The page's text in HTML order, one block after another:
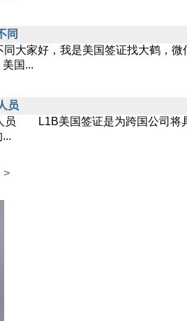
同
大家好，我是美国签证找大鹤，
国...
员
员 L1B美国签证是为跨国公司将
>